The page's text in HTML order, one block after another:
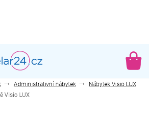
Administrativní nábytek
Nábytek Visio LUX
Visio LUX